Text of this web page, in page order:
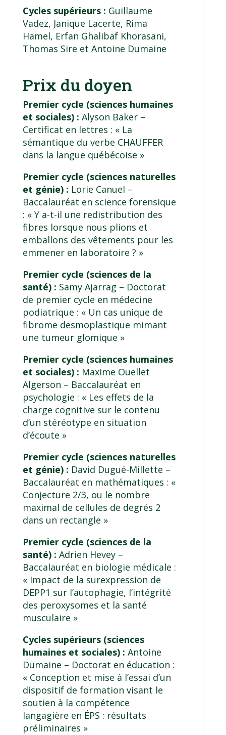
Cycles supérieurs : Guillaume
Vadez, Janique Lacerte, Rima
Hamel, Erfan Ghalibaf Khorasani,
Thomas Sire et Antoine Dumaine
Prix du doyen
Premier cycle (sciences humaines
et sociales) : Alyson Baker –
Certificat en lettres : « La
sémantique du verbe CHAUFFER
dans la langue québécoise »
Premier cycle (sciences naturelles
et génie) : Lorie Canuel –
Baccalauréat en science forensique
: « Y a-t-il une redistribution des
fibres lorsque nous plions et
emballons des vêtements pour les
emmener en laboratoire ? »
Premier cycle (sciences de la
santé) : Samy Ajarrag – Doctorat
de premier cycle en médecine
podiatrique : « Un cas unique de
fibrome desmoplastique mimant
une tumeur glomique »
Premier cycle (sciences humaines
et sociales) : Maxime Ouellet
Algerson – Baccalauréat en
psychologie : « Les effets de la
charge cognitive sur le contenu
d’un stéréotype en situation
d’écoute »
Premier cycle (sciences naturelles
et génie) : David Dugué-Millette –
Baccalauréat en mathématiques : «
Conjecture 2/3, ou le nombre
maximal de cellules de degrés 2
dans un rectangle »
Premier cycle (sciences de la
santé) : Adrien Hevey –
Baccalauréat en biologie médicale :
« Impact de la surexpression de
DEPP1 sur l’autophagie, l’intégrité
des peroxysomes et la santé
musculaire »
Cycles supérieurs (sciences
humaines et sociales) : Antoine
Dumaine – Doctorat en éducation :
« Conception et mise à l’essai d’un
dispositif de formation visant le
soutien à la compétence
langagière en ÉPS : résultats
préliminaires »